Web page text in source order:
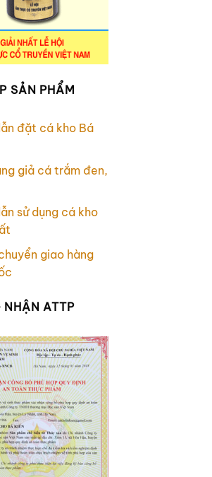
SẢN PHẨM
đặt cá kho Bá
giả cá trắm đen,
sử dụng cá kho
giao hàng
NHẬN ATTP